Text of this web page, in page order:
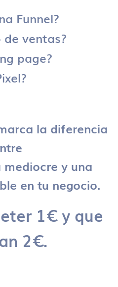
Funnel?
de ventas?
page?
la diferencia
y una
en tu negocio.
1€ y que
2€.